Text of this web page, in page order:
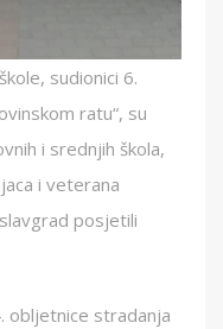
sudionici 6.
ratu“, su
i srednjih škola,
i veterana
posjetili
obljetnice stradanja